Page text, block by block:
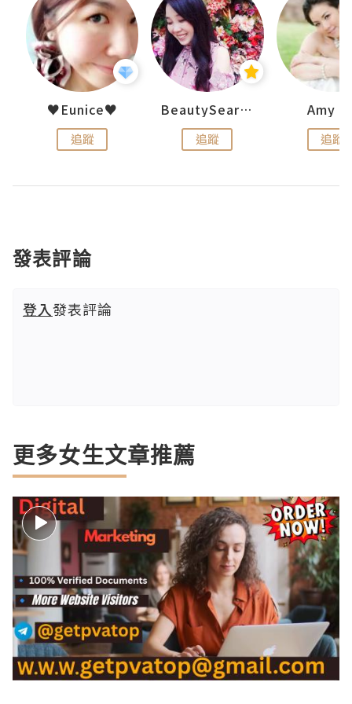
♥Eunice♥
追蹤
BeautySearch
追蹤
Amy
追蹤
發表評論
登入發表評論
更多女生文章推薦